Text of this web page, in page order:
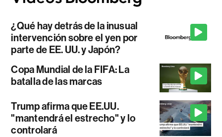
¿Qué hay detrás de la inusual
intervención sobre el yen por
parte de EE. UU. y Japón?
Copa Mundial de la FIFA: La
batalla de las marcas
Trump afirma que EE.UU.
"mantendrá el estrecho" y lo
controlará